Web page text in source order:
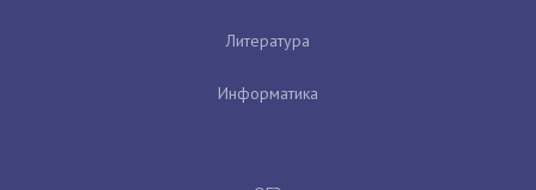
Литература
Информатика